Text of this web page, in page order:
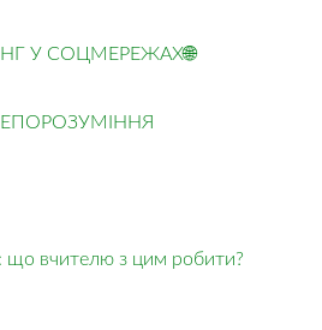
У СОЦМЕРЕЖАХ🌐
що вчителю з цим робити?